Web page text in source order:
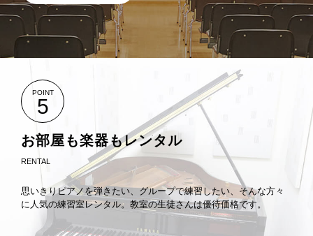
POINT
5
お部屋も楽器もレンタル
RENTAL
思いきりピアノを弾きたい、グループで練習したい、そんな方々
に人気の練習室レンタル。教室の生徒さんは優待価格です。